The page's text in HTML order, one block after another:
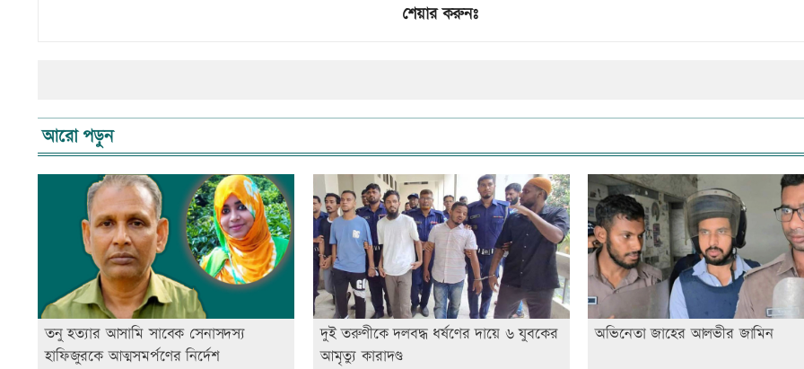
শেয়ার করুনঃ
আরো পড়ুন
তনু হত্যার আসামি সাবেক সেনাসদস্য
হাফিজুরকে আত্মসমর্পণের নির্দেশ
দুই তরুণীকে দলবদ্ধ ধর্ষণের দায়ে ৬ যুবকের
আমৃত্যু কারাদণ্ড
অভিনেতা জাহের আলভীর জামিন